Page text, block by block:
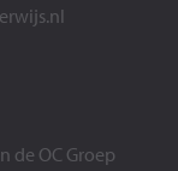
de OC Groep